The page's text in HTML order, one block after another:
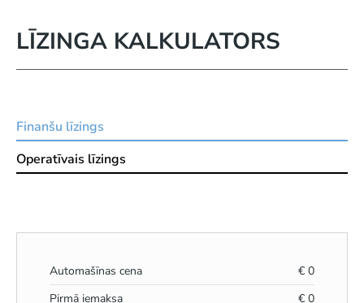
LĪZINGA KALKULATORS
Finanšu līzings
Operatīvais līzings
Automašīnas cena € 0
Pirmā iemaksa
€ 0